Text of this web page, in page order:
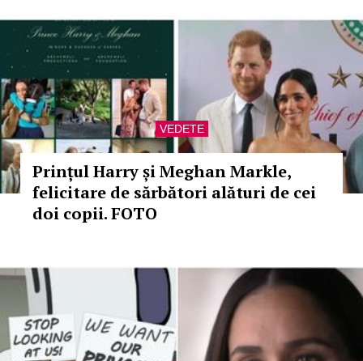
VEDETE
Prințul Harry și Meghan Markle,
felicitare de sărbători alături de cei
doi copii. FOTO